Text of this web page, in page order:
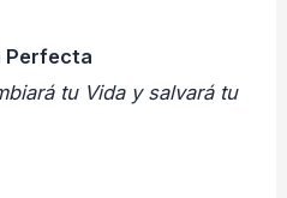
Perfecta
tu Vida y salvará tu